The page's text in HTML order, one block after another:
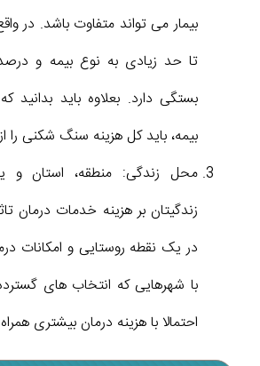
بیمار می تواند متفاوت باشد. در
تا حد زیادی به نوع بیمه و
بستگی دارد. بعلاوه باید
بیمه، باید کل هزینه سنگ شکنی را
محل زندگی: منطقه، استان
زندگیتان بر هزینه خدمات درمان
در یک نقطه روستایی و امکانات
با شهرهایی که انتخاب های
احتمالا با هزینه درمان بیشتری